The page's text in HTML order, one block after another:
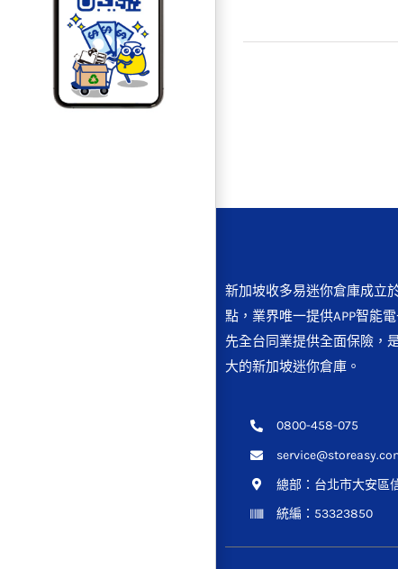
新加坡收多易迷你倉庫成立
點，業界唯一提供APP智能
先全台同業提供全面保險，
大的新加坡迷你倉庫。
0800-458-075
總部： 台北市大安區
統編：53323850